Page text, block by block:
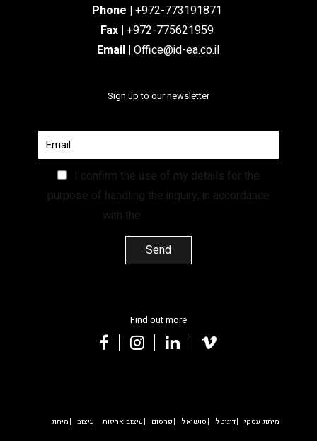
Phone | +972-773191871
Fax | +972-775621959
Email | Office@id-ea.co.il
Sign up to our newsletter
I confirm the use of my details for the
purpose of handling the inquiry, in accordance
with the
Find out more
facebookinstagramlinkedin
מיתוג עיצוב עיצוב אריזות פרסום סושיאל דיגיטל מיתוג עסקי